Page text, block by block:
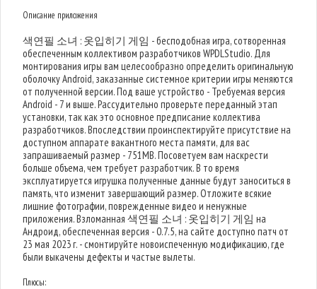
Описание приложения
색연필 소녀 : 옷입히기 게임 - бесподобная игра, сотворенная
обеспеченным коллективом разработчиков WPDLStudio. Для
монтирования игры вам целесообразно определить оригинальную
оболочку Android, заказанные системное критерии игры меняются
от полученной версии. Под ваше устройство - Требуемая версия
Android - 7 и выше. Рассудительно проверьте переданный этап
установки, так как это основное предписание коллектива
разработчиков. Впоследствии проинспектируйте присутствие на
доступном аппарате вакантного места памяти, для вас
запрашиваемый размер - 751MB. Посоветуем вам наскрести
больше объема, чем требует разработчик. В то время
эксплуатируется игрушка полученные данные будут заноситься в
память, что изменит завершающий размер. Отложите всякие
лишние фотографии, поврежденные видео и ненужные
приложения. Взломанная 색연필 소녀 : 옷입히기 게임 на
Андроид, обеспеченная версия - 0.7.5, на сайте доступно патч от
23 мая 2023 г. - смонтируйте новоиспеченную модификацию, где
были выкачены дефекты и частые вылеты.
Плюсы: